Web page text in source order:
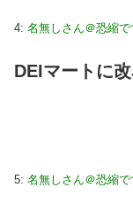
4: 名無しさん＠恐縮で
DEIマートに
5: 名無しさん＠恐縮で